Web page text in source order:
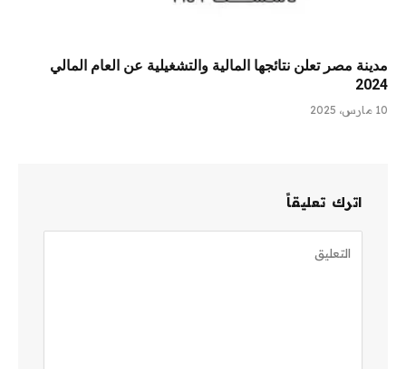
مدينة مصر تعلن نتائجها المالية والتشغيلية عن العام المالي
2024
10 مارس، 2025
اترك تعليقاً